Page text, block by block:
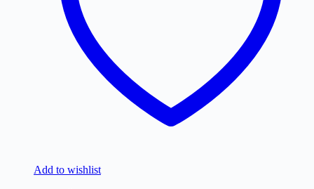
Add to wishlist